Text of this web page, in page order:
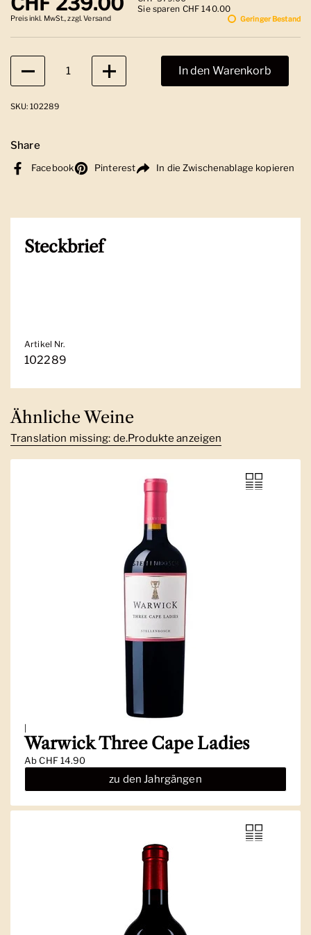
Sie sparen CHF 140.00
Preis inkl. MwSt., zzgl. Versand Geringer Bestand
Anzahl
In den Warenkorb
SKU: 102289
Share
Facebook Pinterest In die Zwischenablage kopieren
Steckbrief
Artikel Nr.
102289
Ähnliche Weine
Translation missing: de.Produkte anzeigen
|
Warwick Three Cape Ladies
AbCHF 14.90
zu den Jahrgängen